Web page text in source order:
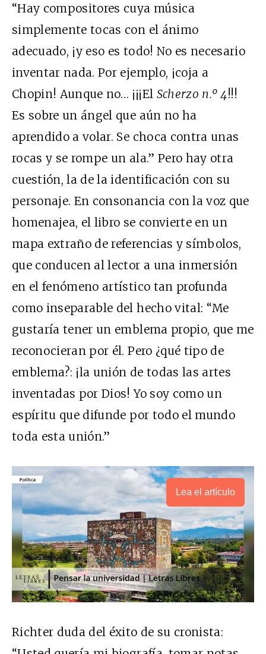
“Hay compositores cuya música
simplemente tocas con el ánimo
adecuado, ¡y eso es todo! No es necesario
inventar nada. Por ejemplo, ¡coja a
Chopin! Aunque no… ¡¡¡El Scherzo n.º 4!!!
Es sobre un ángel que aún no ha
aprendido a volar. Se choca contra unas
rocas y se rompe un ala.” Pero hay otra
cuestión, la de la identificación con su
personaje. En consonancia con la voz que
homenajea, el libro se convierte en un
mapa extraño de referencias y símbolos,
que conducen al lector a una inmersión
en el fenómeno artístico tan profunda
como inseparable del hecho vital: “Me
gustaría tener un emblema propio, que me
reconocieran por él. Pero ¿qué tipo de
emblema?: ¡la unión de todas las artes
inventadas por Dios! Yo soy como un
espíritu que difunde por todo el mundo
toda esta unión.”
Lea el artículo
Richter duda del éxito de su cronista: